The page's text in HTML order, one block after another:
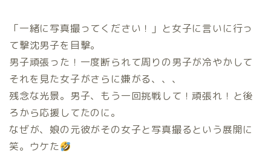
「一緒に写真撮ってください！」と女子に言いに行っ
て撃沈男子を目撃。
男子頑張った！一度断られて周りの男子が冷やかして
それを見た女子がさらに嫌がる、、、
残念な光景。男子、もう一回挑戦して！頑張れ！と後
ろから応援してたのに。
なぜが、娘の元彼がその女子と写真撮るという展開に
笑。ウケた